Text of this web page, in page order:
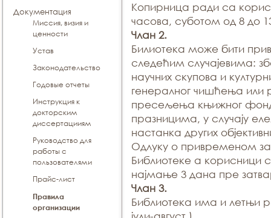
Документация
Миссия, визия и
ценности
Устав
Законодательство
Годовые отчеты
Инструкция к
докторским
диссертацииям
Руководство для
работы с
пользователями
Прайс-лист
Правила
организации
Копирница ради са
часова, суботом од 8 до
Члан 2.
Билиотека може бити
следећим случајевима:
научних скупова и
генералног чишћења или
пресељења књижног
празницима, у случају
настанка других
Одлуку о привременом
Библиотеке а корисници
најмање 3 дана пре
Члан 3.
Библиотека има и летњи